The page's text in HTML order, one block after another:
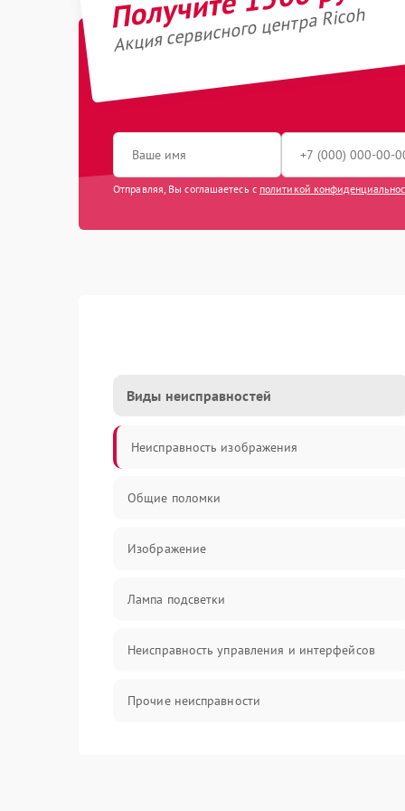
Акция сервисного центра Ricoh
Отправляя, Вы соглашаетесь с политикой
Виды неисправностей
Неисправность изображения
Общие поломки
Изображение
Лампа подсветки
Неисправность управления и интерфейсов
Прочие неисправности